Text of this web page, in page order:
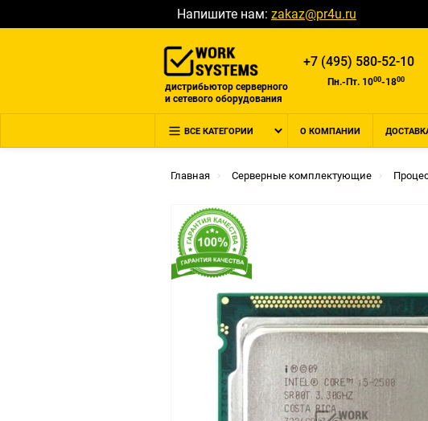
Напишите нам: zakaz@pr4u.ru
дистрибьютор серверного
и сетевого оборудования
+7 (495) 580-52-10
Пн.-Пт. 1000-1800
ВСЕ КАТЕГОРИИ О КОМПАНИИ
Главная Серверные комплектующие